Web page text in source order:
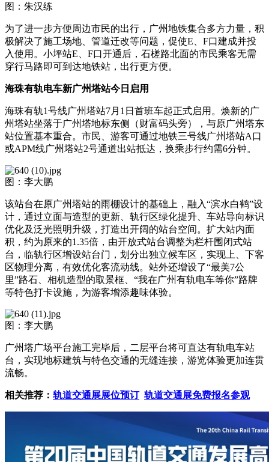
图：朱汉练
为了进一步方便周边市民的出行，广州地铁集合多方力量，积
极解决了施工场地、管道迁改等问题，促使E、F口建成并投
入使用。小坪站E、F口开通后，石槎路北面的市民乘客无需
穿行马路即可到达地铁站，出行更方便。
海珠有轨电车新广州塔站今日启用
海珠有轨1号线广州塔站7月1日首班车起正式启用。焕新的广
州塔站坐落于广州塔地标东侧（财富码头旁），与原广州塔东
站位置基本重合。市民、游客可通过地铁三号线广州塔站A口
或APM线广州塔站2号通道出站抵达，换乘步行约需6分钟。
图：李大鹏
该站台在原广州塔站的雨棚设计的基础上，融入“滨水白鹤”设
计，通过立面与造型的更新、轨行区绿化提升、车站导向标识
优化及泛光照明升级，打造出开阔的站台空间。扩大站内面
积，约为原来的1.35倍，由开放式站台调整为栏杆围闭式站
台，临轨行区增设站台门，划分出独立候车区，实现上、下客
区物理分离，有效优化客流动线。站外还增设了“最美7公
里”路石、相机造型的取景框、“我在广州有轨电车等你”路牌
等特色打卡设施，为游客增添趣味体验。
图：李大鹏
广州塔广场平台施工完毕后，二层平台将可直达有轨电车站
台，实现地标建筑与特色交通的无缝连接，游览体验更加连贯
流畅。
相关推荐： 轨道交通展展位预订 轨道交通展免费报名参观